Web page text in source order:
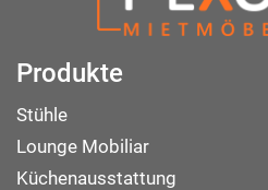
Produkte
Stühle
Lounge Mobiliar
Küchenausstattung